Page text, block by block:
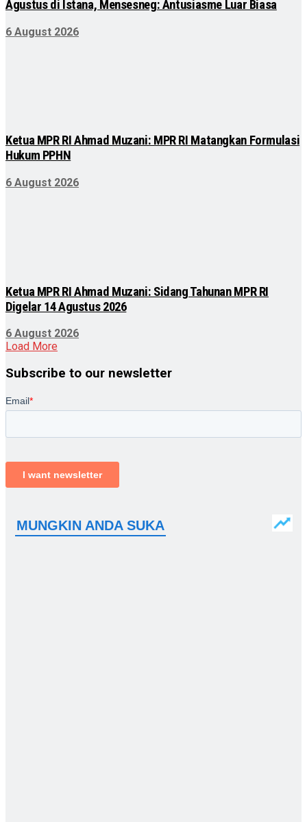
Agustus di Istana, Mensesneg: Antusiasme Luar Biasa
6 August 2026
Ketua MPR RI Ahmad Muzani: MPR RI Matangkan Formulasi
Hukum PPHN
6 August 2026
Ketua MPR RI Ahmad Muzani: Sidang Tahunan MPR RI
Digelar 14 Agustus 2026
6 August 2026
Load More
Subscribe to our newsletter